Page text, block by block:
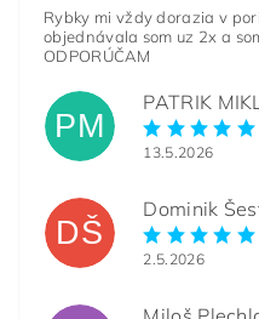
Rybky mi vždy dorazia v
objednávala som uz 2x a
ODPORÚČAM
PM
PATRIK
13.5.2026
DŠ
Dominik
2.5.2026